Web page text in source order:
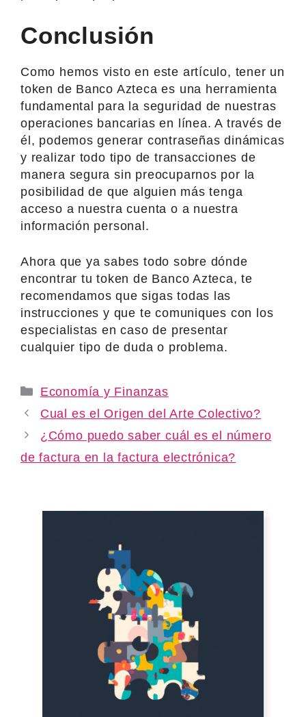
Conclusión
Como hemos visto en este artículo, tener un
token de Banco Azteca es una herramienta
fundamental para la seguridad de nuestras
operaciones bancarias en línea. A través de
él, podemos generar contraseñas dinámicas
y realizar todo tipo de transacciones de
manera segura sin preocuparnos por la
posibilidad de que alguien más tenga
acceso a nuestra cuenta o a nuestra
información personal.
Ahora que ya sabes todo sobre dónde
encontrar tu token de Banco Azteca, te
recomendamos que sigas todas las
instrucciones y que te comuniques con los
especialistas en caso de presentar
cualquier tipo de duda o problema.
Categories
Economía y Finanzas
Cual es el Origen del Arte Colectivo?
¿Cómo puedo saber cuál es el número
de factura en la factura electrónica?